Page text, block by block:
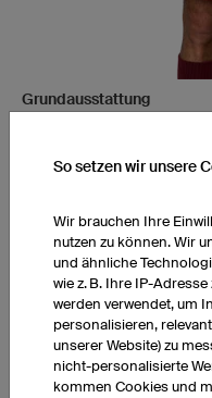
Grundausstattung
ohne Slip
Preis anzeigen
Hose FPP6 Hero mit
So setzen wir unsere
Wir brauchen Ihre
nutzen zu können. Wir
und ähnliche
wie z. B. Ihre IP-
werden verwendet, um
personalisieren,
unserer Website) zu
nicht-personalisierte
kommen Cookies und